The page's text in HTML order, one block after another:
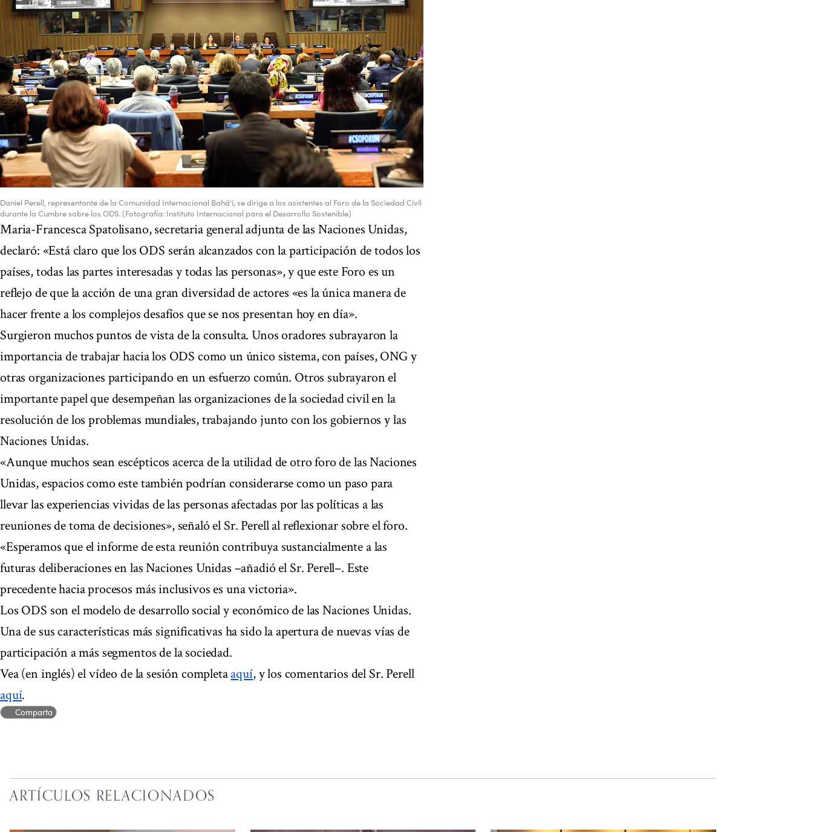
Daniel Perell, representante de la Comunidad Internacional Bahá'í, se dirige a los asistentes al Foro de la Sociedad Civil
durante la Cumbre sobre los ODS. (Fotografía: Instituto Internacional para el Desarrollo Sostenible)
Maria-Francesca Spatolisano, secretaria general adjunta de las Naciones Unidas,
declaró: «Está claro que los ODS serán alcanzados con la participación de todos los
países, todas las partes interesadas y todas las personas», y que este Foro es un
reflejo de que la acción de una gran diversidad de actores «es la única manera de
hacer frente a los complejos desafíos que se nos presentan hoy en día».
Surgieron muchos puntos de vista de la consulta. Unos oradores subrayaron la
importancia de trabajar hacia los ODS como un único sistema, con países, ONG y
otras organizaciones participando en un esfuerzo común. Otros subrayaron el
importante papel que desempeñan las organizaciones de la sociedad civil en la
resolución de los problemas mundiales, trabajando junto con los gobiernos y las
Naciones Unidas.
«Aunque muchos sean escépticos acerca de la utilidad de otro foro de las Naciones
Unidas, espacios como este también podrían considerarse como un paso para
llevar las experiencias vividas de las personas afectadas por las políticas a las
reuniones de toma de decisiones», señaló el Sr. Perell al reflexionar sobre el foro.
«Esperamos que el informe de esta reunión contribuya sustancialmente a las
futuras deliberaciones en las Naciones Unidas –añadió el Sr. Perell–. Este
precedente hacia procesos más inclusivos es una victoria».
Los ODS son el modelo de desarrollo social y económico de las Naciones Unidas.
Una de sus características más significativas ha sido la apertura de nuevas vías de
participación a más segmentos de la sociedad.
Vea (en inglés) el vídeo de la sesión completaaquí, y los comentarios del Sr. Perell
aquí.
Comparta
ARTÍCULOS RELACIONADOS